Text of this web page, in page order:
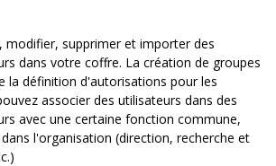
modifier, supprimer et importer des
dans votre coffre. La création de groupes
la définition d'autorisations pour les
associer des utilisateurs dans des
avec une certaine fonction commune,
l'organisation (direction, recherche et